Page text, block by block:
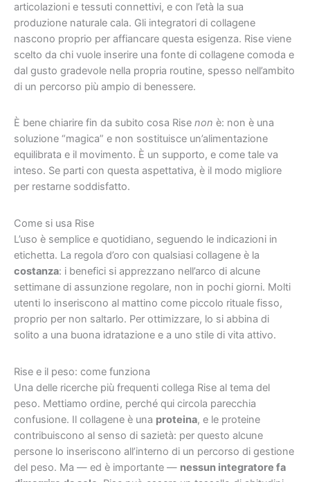
articolazioni e tessuti connettivi, e con l’età la sua
produzione naturale cala. Gli integratori di collagene
nascono proprio per affiancare questa esigenza. Rise viene
scelto da chi vuole inserire una fonte di collagene comoda e
dal gusto gradevole nella propria routine, spesso nell’ambito
di un percorso più ampio di benessere.
È bene chiarire fin da subito cosa Rise non è: non è una
soluzione “magica” e non sostituisce un’alimentazione
equilibrata e il movimento. È un supporto, e come tale va
inteso. Se parti con questa aspettativa, è il modo migliore
per restarne soddisfatto.
Come si usa Rise
L’uso è semplice e quotidiano, seguendo le indicazioni in
etichetta. La regola d’oro con qualsiasi collagene è la
costanza: i benefici si apprezzano nell’arco di alcune
settimane di assunzione regolare, non in pochi giorni. Molti
utenti lo inseriscono al mattino come piccolo rituale fisso,
proprio per non saltarlo. Per ottimizzare, lo si abbina di
solito a una buona idratazione e a uno stile di vita attivo.
Rise e il peso: come funziona
Una delle ricerche più frequenti collega Rise al tema del
peso. Mettiamo ordine, perché qui circola parecchia
confusione. Il collagene è una proteina, e le proteine
contribuiscono al senso di sazietà: per questo alcune
persone lo inseriscono all’interno di un percorso di gestione
del peso. Ma — ed è importante — nessun integratore fa